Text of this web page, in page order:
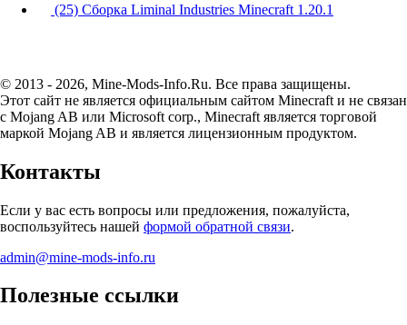
(25) Сборка Liminal Industries Minecraft 1.20.1
© 2013 - 2026, Mine-Mods-Info.Ru. Все права защищены.
Этот сайт не является официальным сайтом Minecraft и не связан
с Mojang AB или Microsoft corp., Minecraft является торговой
маркой Mojang AB и является лицензионным продуктом.
Контакты
Если у вас есть вопросы или предложения, пожалуйста,
воспользуйтесь нашей формой обратной связи.
admin@mine-mods-info.ru
Полезные ссылки